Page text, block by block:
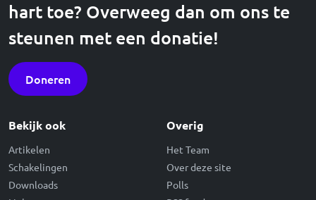
hart toe? Overweeg dan om ons te
steunen met een donatie!
Doneren
Bekijk ook
Artikelen
Schakelingen
Downloads
Overig
Het Team
Over deze site
Polls